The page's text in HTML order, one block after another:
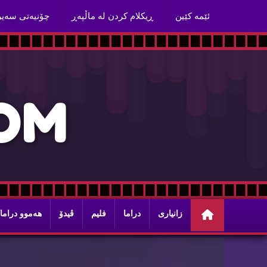
ئێمه‌ كێین ڕیكلام كردن له‌ ماڵپه‌ڕ چۆنیه‌تی
M
زانیاری دراما فلیم ڤیدۆ هه‌موو